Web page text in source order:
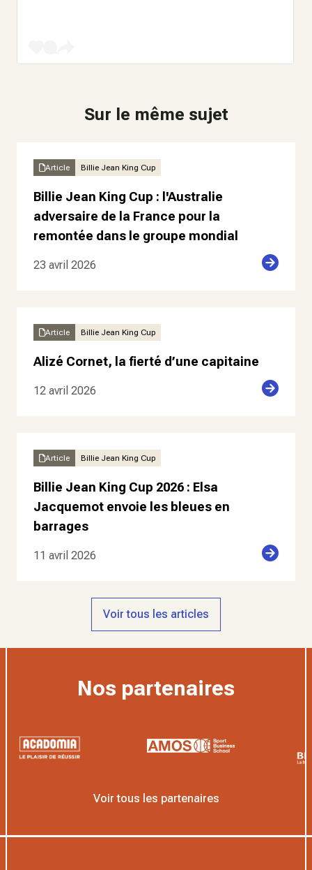
Sur le même sujet
Article Billie Jean King Cup
Billie Jean King Cup : l'Australie
adversaire de la France pour la
remontée dans le groupe mondial
23 avril 2026
Article Billie Jean King Cup
Alizé Cornet, la fierté d’une capitaine
12 avril 2026
Article Billie Jean King Cup
Billie Jean King Cup 2026 : Elsa
Jacquemot envoie les bleues en
barrages
11 avril 2026
Voir tous les articles
Nos partenaires
Voir tous les partenaires